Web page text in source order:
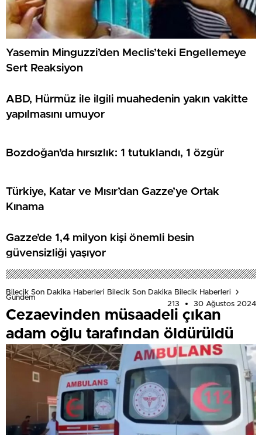
Yasemin Minguzzi’den Meclis’teki Engellemeye
Sert Reaksiyon
ABD, Hürmüz ile ilgili muahedenin yakın vakitte
yapılmasını umuyor
Bozdoğan’da hırsızlık: 1 tutuklandı, 1 özgür
Türkiye, Katar ve Mısır’dan Gazze’ye Ortak
Kınama
Gazze’de 1,4 milyon kişi önemli besin
güvensizliği yaşıyor
Bilecik Son Dakika Haberleri Bilecik Son Dakika Bilecik Haberleri
Gündem
213
30 Ağustos 2024
Cezaevinden müsaadeli çıkan
adam oğlu tarafından öldürüldü